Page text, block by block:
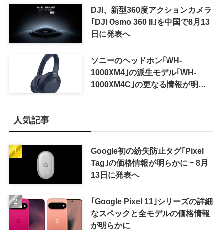
可能に
DJI、新型360度アクションカメラ
｢DJI Osmo 360 II｣を中国で8月13
日に発表へ
ソニーのヘッドホン｢WH-
1000XM4｣の派生モデル｢WH-
1000XM4C｣の更なる情報が明ら
人気記事
Google初の紛失防止タグ｢Pixel
Tag｣の価格情報が明らかに ｰ 8月
13日に発表へ
｢Google Pixel 11｣シリーズの詳細
なスペックと全モデルの価格情報
が明らかに